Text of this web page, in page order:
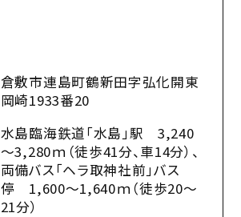
倉敷市連島町鶴新田字弘化開東
岡崎1933番20
水島臨海鉄道「水島」駅 3,240
～3,280ｍ（徒歩41分、車14分）、
両備バス「ヘラ取神社前」バス
停 1,600～1,640ｍ（徒歩20～
21分）